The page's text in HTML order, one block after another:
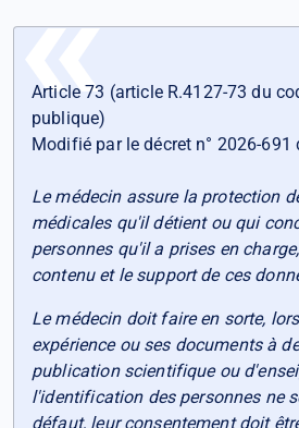
Article 73 (article R.4127-73 du
publique)
Modifié par le décret n° 2026-
Le médecin assure la protection
médicales qu'il détient ou qui
personnes qu'il a prises en
contenu et le support de ces
Le médecin doit faire en sorte,
expérience ou ses documents à
publication scientifique ou
l'identification des personnes ne
défaut, leur consentement doit